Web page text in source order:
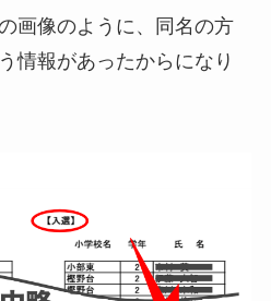
画像のように、同名の方
情報があったからになり